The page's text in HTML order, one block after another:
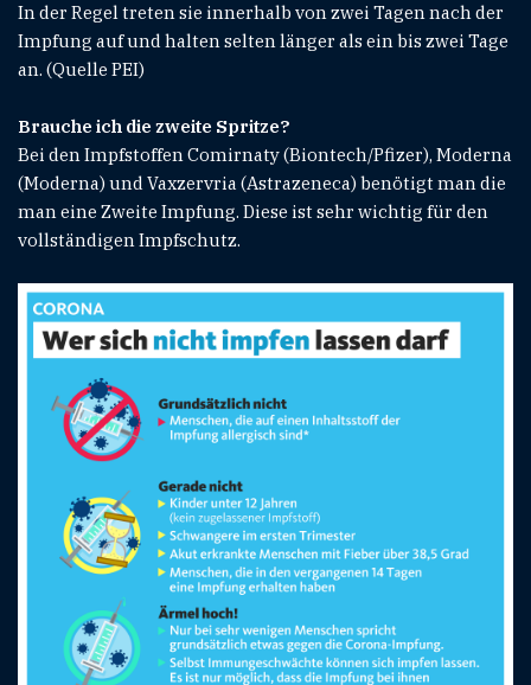
In der Regel treten sie innerhalb von zwei Tagen nach der
Impfung auf und halten selten länger als ein bis zwei Tage
an. (Quelle PEI)
Brauche ich die zweite Spritze?
Bei den Impfstoffen Comirnaty (Biontech/Pfizer), Moderna
(Moderna) und Vaxzervria (Astrazeneca) benötigt man die
man eine Zweite Impfung. Diese ist sehr wichtig für den
vollständigen Impfschutz.